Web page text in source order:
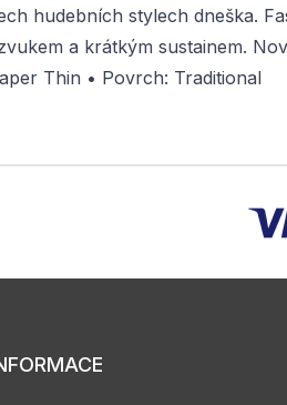
hudebních stylech dneška.
a krátkým sustainem.
Thin • Povrch: Traditional